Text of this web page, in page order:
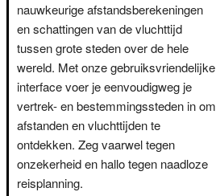
nauwkeurige afstandsberekeningen
en schattingen van de vluchttijd
tussen grote steden over de hele
wereld. Met onze gebruiksvriendelijke
interface voer je eenvoudigweg je
vertrek- en bestemmingssteden in om
afstanden en vluchttijden te
ontdekken. Zeg vaarwel tegen
onzekerheid en hallo tegen naadloze
reisplanning.